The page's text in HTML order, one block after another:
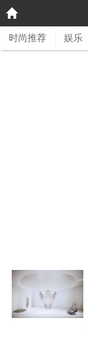
时尚推荐 娱乐